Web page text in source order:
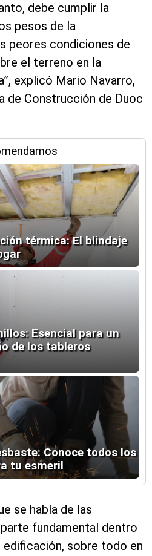
debe cumplir la
pesos de la
peores condiciones de
el terreno en la
explicó Mario Navarro,
de Construcción de Duoc
térmica: El blindaje
Esencial para un
de los tableros
Conoce todos los
tu esmeril
se habla de las
fundamental dentro
edificación, sobre todo en